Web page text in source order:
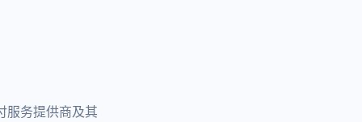
服务提供商及其